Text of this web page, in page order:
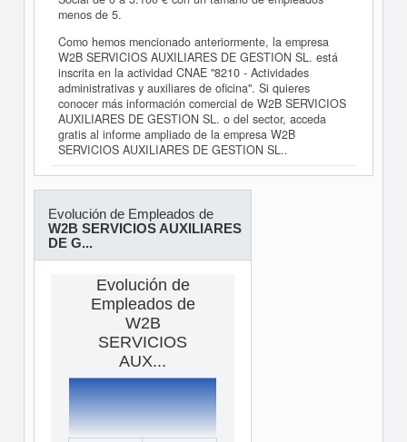
menos de 5.
Como hemos mencionado anteriormente, la empresa
W2B SERVICIOS AUXILIARES DE GESTION SL. está
inscrita en la actividad CNAE "8210 - Actividades
administrativas y auxiliares de oficina". Si quieres
conocer más información comercial de W2B SERVICIOS
AUXILIARES DE GESTION SL. o del sector, acceda
gratis al informe ampliado de la empresa W2B
SERVICIOS AUXILIARES DE GESTION SL..
Evolución de Empleados de
W2B SERVICIOS AUXILIARES
DE G...
Evolución de
Empleados de
W2B
SERVICIOS
AUX...